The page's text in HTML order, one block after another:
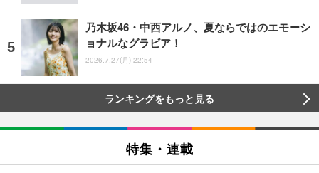
乃木坂46・中西アルノ、夏ならではのエモーシ
ョナルなグラビア！
2026.7.27(月) 22:54
ランキングをもっと見る
特集・連載